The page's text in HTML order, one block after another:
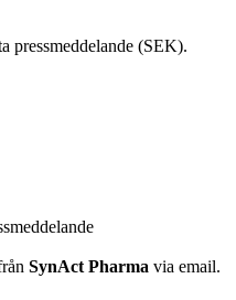
pressmeddelande (SEK).
SynAct Pharma via email.